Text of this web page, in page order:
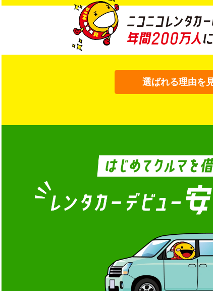
選ばれる理由を